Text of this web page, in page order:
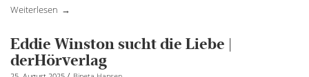
Weiterlesen
Eddie Winston sucht die Liebe |
derHörverlag